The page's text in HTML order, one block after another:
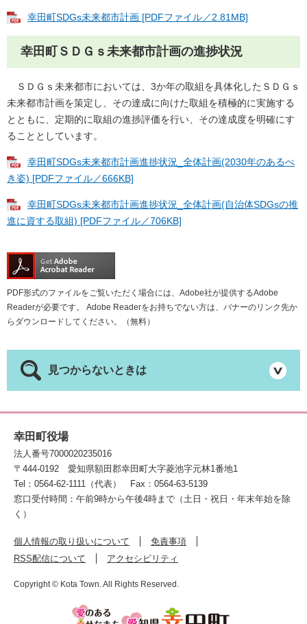
幸田町SDGs未来都市計画 [PDFファイル／2.81MB]
幸田町ＳＤＧｓ未来都市計画の進捗状況
ＳＤＧｓ未来都市においては、3か年の取組を具体化したＳＤＧｓ
未来都市計画を策定し、その達成に向けた取組を積極的に実施する
とともに、定期的に取組の進捗評価を行い、その達成度を明確にす
ることとしています。
幸田町SDGs未来都市計画進捗状況_全体計画(2030年のあるべ
き姿) [PDFファイル／666KB]
幸田町SDGs未来都市計画進捗状況_全体計画(自治体SDGsの推
進に資する取組) [PDFファイル／706KB]
PDF形式のファイルをご覧いただく場合には、Adobe社が提供するAdobe
Readerが必要です。
Adobe Readerをお持ちでない方は、バナーのリンク先か
らダウンロードしてください。（無料）
見つからないときは
幸田町役場
法人番号7000020235016
〒444-0192
愛知県額田郡幸田町大字菱池字元林1番地1
Tel：0564-62-1111（代表）
Fax：0564-63-5139
窓口受付時間：午前9時から午後4時まで（土日・祝日・年末年始を除
く）
個人情報の取り扱いについて
免責事項
RSS配信について
アクセシビリティ
Copyright © Kota Town. All Rights Reserved.